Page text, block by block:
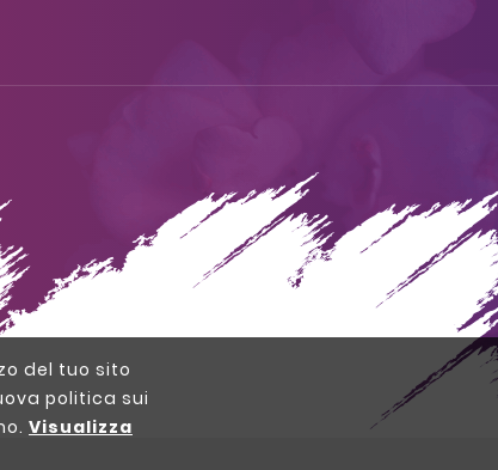
del tuo sito
politica sui
Visualizza